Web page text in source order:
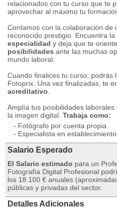
relacionados con tu curso que te
aprovechar al máximo tu
Contamos con la colaboración de
reconocido prestigio. Encuentra
especialidad y deja que te
posibilidades ante las muchas
mundo laboral.
Cuando finalices tu curso, podrás
Fotoprix. Una vez finalizadas, te
acreditativo
Amplía tus posibilidades
la imagen digital. Trabaja como:
- Fotógrafo por cuenta propia.
- Especialista en
Salario Esperado
El Salario estimado para un
Fotografía Digital Profesional
los 18.100 € anuales
públicas y privadas del sector.
Detalles Adicionales